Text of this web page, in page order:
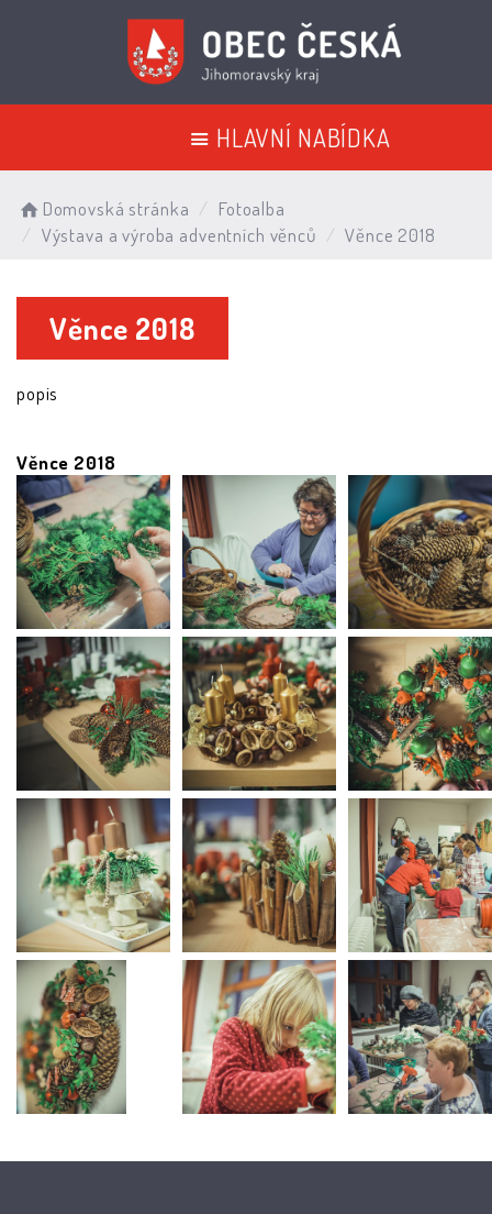
HLAVNÍ NABÍDKA
Domovská stránka
Fotoalba
Výstava a výroba adventních věnců
Věnce 2018
Věnce 2018
popis
Věnce 2018